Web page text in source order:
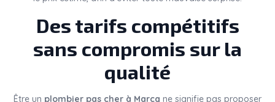
Des tarifs compétitifs
sans compromis sur la
qualité
Être un plombier pas cher à Marcq ne signifie pas proposer